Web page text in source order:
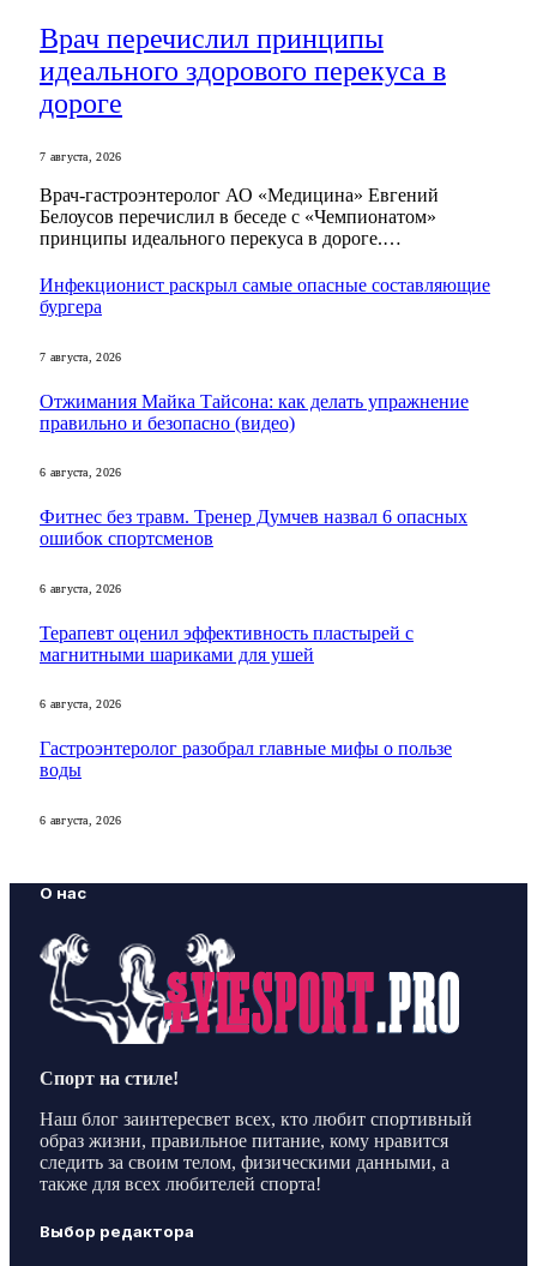
Врач перечислил принципы
идеального здорового перекуса в
дороге
7 августа, 2026
Врач-гастроэнтеролог АО «Медицина» Евгений
Белоусов перечислил в беседе с «Чемпионатом»
принципы идеального перекуса в дороге.…
Инфекционист раскрыл самые опасные составляющие
бургера
7 августа, 2026
Отжимания Майка Тайсона: как делать упражнение
правильно и безопасно (видео)
6 августа, 2026
Фитнес без травм. Тренер Думчев назвал 6 опасных
ошибок спортсменов
6 августа, 2026
Терапевт оценил эффективность пластырей с
магнитными шариками для ушей
6 августа, 2026
Гастроэнтеролог разобрал главные мифы о пользе
воды
6 августа, 2026
О нас
Спорт на стиле!
Наш блог заинтересвет всех, кто любит спортивный
образ жизни, правильное питание, кому нравится
следить за своим телом, физическими данными, а
также для всех любителей спорта!
Выбор редактора